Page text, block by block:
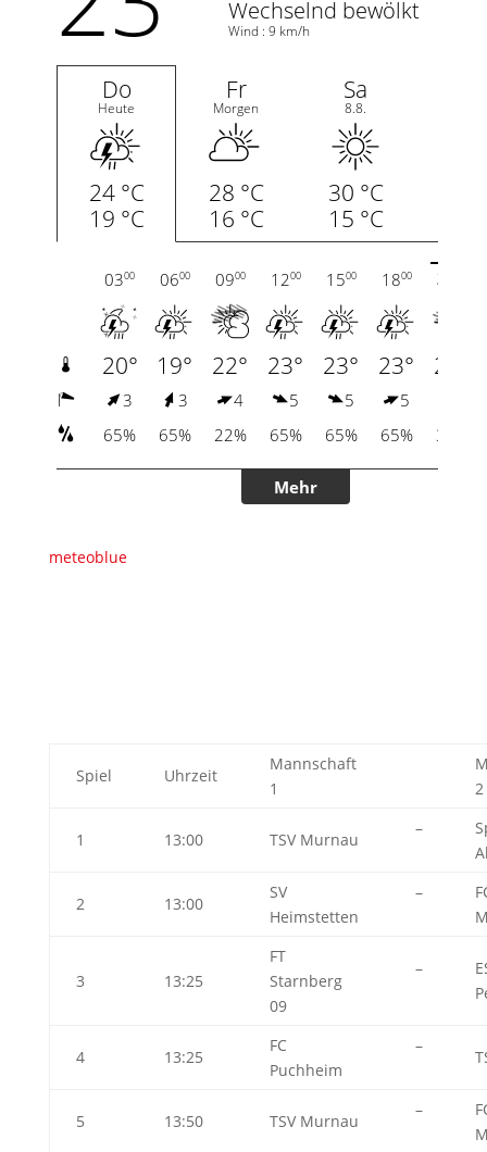
meteoblue
Spiel Uhrzeit
Mannschaft
1
2
1 13:00 TSV Murnau
–
2 13:00
SV
Heimstetten
–
3 13:25
FT
Starnberg
09
–
4 13:25
FC
Puchheim
–
5 13:50 TSV Murnau
–